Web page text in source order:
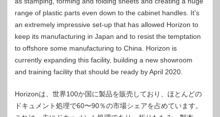
range of plastic parts even down to the cabinet handles. It’s
an extremely impressive set-up that has allowed Horizon to
keep its manufacturing in Japan and to resist the temptation
to offshore some manufacturing to China. Horizon is
currently expanding this facility, building a new showroom
and training facility that should be ready by April 2020.
Horizo​​nは、世界100か国に製品を販売しており、ほとんどの
ドキュメント処理で60〜90％の市場シェアを占めています。